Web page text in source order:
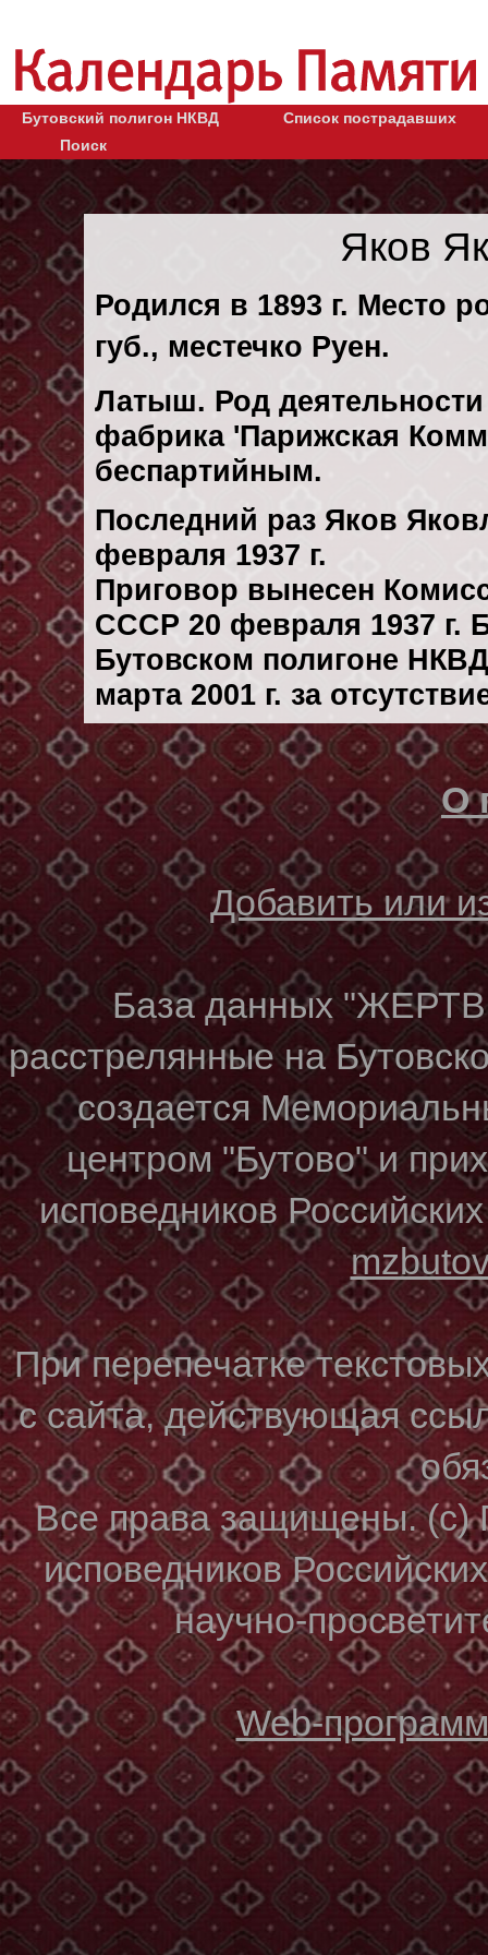
Бутовский полигон НКВД
Список пострадавших
Поиск
Яков
Родился в 1893 г. Место
губ., местечко Руен.
Латыш. Род
фабрика 'Парижская
беспартийным.
Последний раз Яков
февраля 1937 г.
Приговор вынесен
СССР 20 февраля 1937 г.
Бутовском полигоне
марта 2001 г. за
О
Добавить или
База данных
расстрелянные на
создается
центром "Бутово" и
исповедников
При перепечатке
с сайта, действующая
Все права защищены. (с)
исповедников
научно-
Web-